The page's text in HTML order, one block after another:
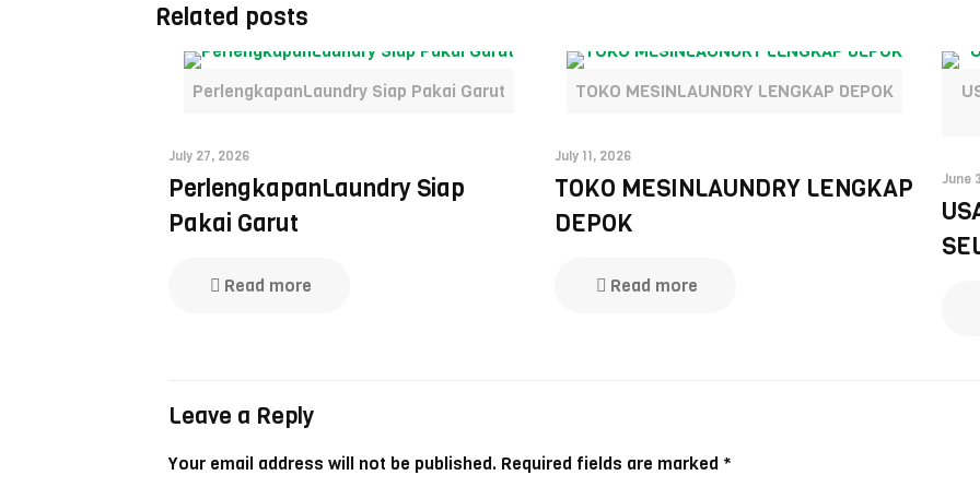
Related posts
PerlengkapanLaundry Siap Pakai Garut
July 27, 2026
PerlengkapanLaundry Siap
Pakai Garut
Read more
TOKO MESINLAUNDRY LENGKAP DEPOK
July 11, 2026
TOKO MESINLAUNDRY LENGKAP
DEPOK
Read more
June
Leave a Reply
Your email address will not be published. Required fields are marked *